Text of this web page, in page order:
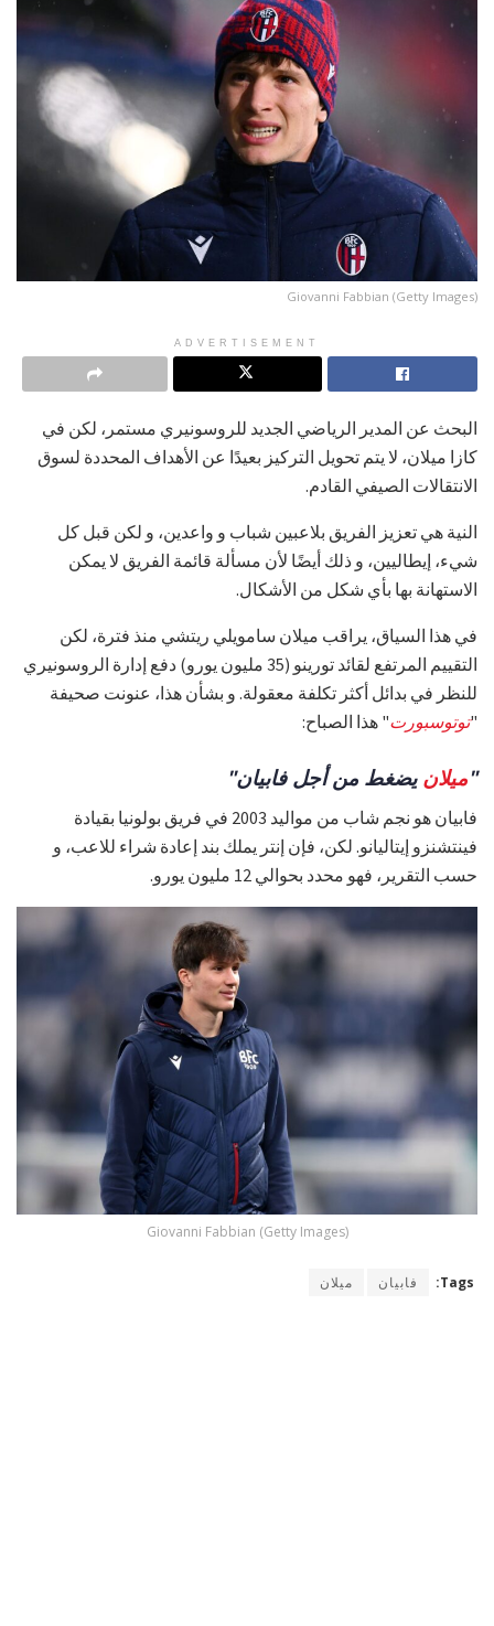
Giovanni Fabbian (Getty Images)
ADVERTISEMENT
البحث عن المدير الرياضي الجديد للروسونيري مستمر، لكن في
كازا ميلان، لا يتم تحويل التركيز بعيدًا عن الأهداف المحددة لسوق
الانتقالات الصيفي القادم.
النية هي تعزيز الفريق بلاعبين شباب و واعدين، و لكن قبل كل
شيء، إيطاليين، و ذلك أيضًا لأن مسألة قائمة الفريق لا يمكن
الاستهانة بها بأي شكل من الأشكال.
في هذا السياق، يراقب ميلان سامويلي ريتشي منذ فترة، لكن
التقييم المرتفع لقائد تورينو (35 مليون يورو) دفع إدارة الروسونيري
للنظر في بدائل أكثر تكلفة معقولة. و بشأن هذا، عنونت صحيفة
"توتوسبورت" هذا الصباح:
"ميلان يضغط من أجل فابيان"
فابيان هو نجم شاب من مواليد 2003 في فريق بولونيا بقيادة
فينتشنزو إيتاليانو. لكن، فإن إنتر يملك بند إعادة شراء للاعب، و
حسب التقرير، فهو محدد بحوالي 12 مليون يورو.
Giovanni Fabbian (Getty Images)
Tags: فابيان ميلان